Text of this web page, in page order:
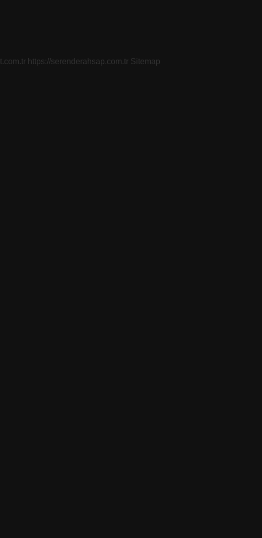
https://serenderahsap.com.tr Sitemap